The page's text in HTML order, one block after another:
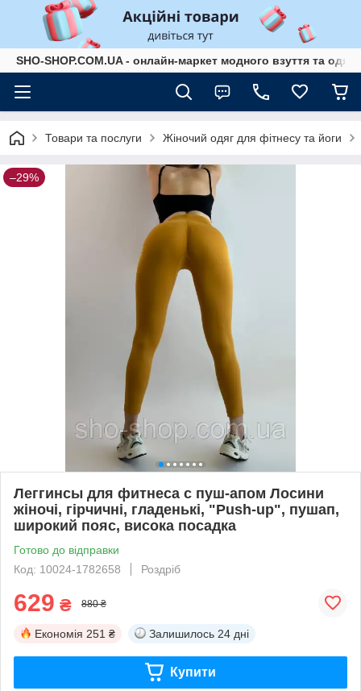
SHO-SHOP.COM.UA - онлайн-маркет модного взуття та
Товари та послуги Жіночий одяг для фітнесу та йоги
–29%
Леггинсы для фитнеса с пуш-апом Лосини
жіночі, гірчичні, гладенькі, "Push-up", пушап,
широкий пояс, висока посадка
Готово до відправки
Код: 10024-1782658
Роздріб
629 ₴ 880 ₴
Економія 251 ₴ Залишилось 24 дні
Купити